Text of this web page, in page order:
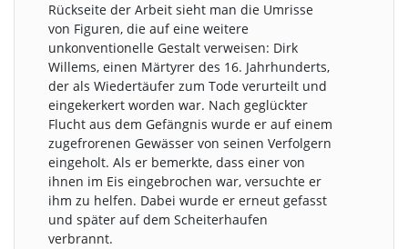
Rückseite der Arbeit sieht man die Umrisse
von Figuren, die auf eine weitere
unkonventionelle Gestalt verweisen: Dirk
Willems, einen Märtyrer des 16. Jahrhunderts,
der als Wiedertäufer zum Tode verurteilt und
eingekerkert worden war. Nach geglückter
Flucht aus dem Gefängnis wurde er auf einem
zugefrorenen Gewässer von seinen Verfolgern
eingeholt. Als er bemerkte, dass einer von
ihnen im Eis eingebrochen war, versuchte er
ihm zu helfen. Dabei wurde er erneut gefasst
und später auf dem Scheiterhaufen
verbrannt.